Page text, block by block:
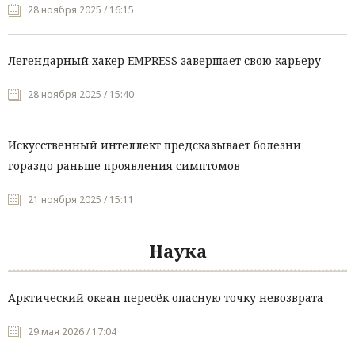
28 ноября 2025 / 16:15
Легендарный хакер EMPRESS завершает свою карьеру
28 ноября 2025 / 15:40
Искусственный интеллект предсказывает болезни
гораздо раньше проявления симптомов
21 ноября 2025 / 15:11
Наука
Арктический океан пересёк опасную точку невозврата
29 мая 2026 / 17:04